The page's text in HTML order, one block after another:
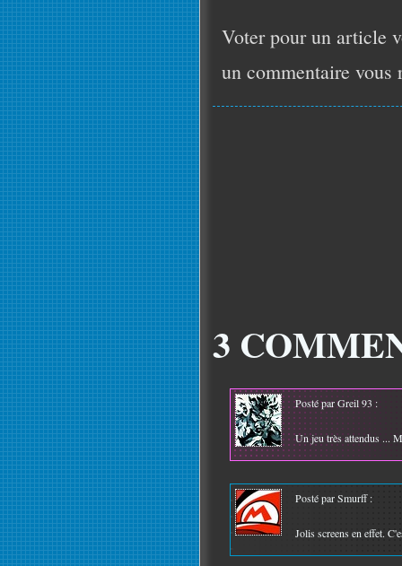
Voter pour un article
un commentaire vous
3
Posté par Greil 93 :
Un jeu très attendus ...
Posté par Smurff :
Jolis screens en effet.